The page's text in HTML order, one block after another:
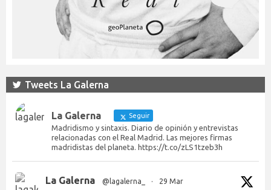
Tweets La Galerna
La Galerna Seguir
Madridismo y sintaxis. Diario de opinión y entrevistas
relacionadas con el Real Madrid. Las mejores firmas
madridistas del planeta. https://t.co/zLS1tzeb3h
La Galerna @lagalerna_ · 29 Mar